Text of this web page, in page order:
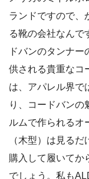
ランドですので、
る靴の会社なんで
ドバンのタンナ
供される貴重なコ
は、アパレル界で
り、コードバンの
ルムで作られるオ
（木型）は見る
購入して履いてか
でしょう。私も